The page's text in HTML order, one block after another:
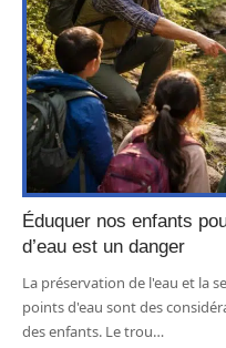
Éduquer nos enfants
d’eau est un danger
La préservation de l'eau et la
points d'eau sont des
des enfants. Le trou…